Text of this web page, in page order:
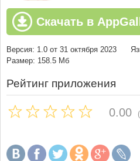
Скачать в
Версия: 1.0 от 31 октября 2023
Размер: 158.5 Мб
Рейтинг приложения
0.00